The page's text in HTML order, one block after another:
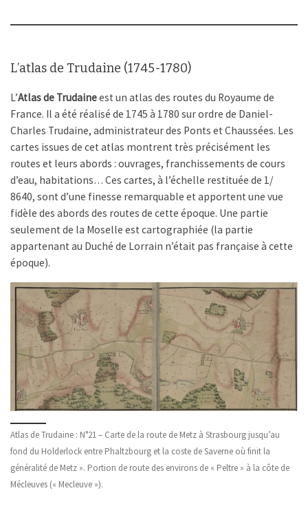
L’atlas de Trudaine (1745-1780)
L’Atlas de Trudaineest un atlas des routes du Royaume de
France. Il a été réalisé de 1745 à 1780 sur ordre de Daniel-
Charles Trudaine, administrateur des Ponts et Chaussées. Les
cartes issues de cet atlas montrent très précisément les
routes et leurs abords : ouvrages, franchissements de cours
d’eau, habitations… Ces cartes, à l’échelle restituée de 1/
8640, sont d’une finesse remarquable et apportent une vue
fidèle des abords des routes de cette époque. Une partie
seulement de la Moselle est cartographiée (la partie
appartenant au Duché de Lorrain n’était pas française à cette
époque).
Atlas de Trudaine : N°21 – Carte de la route de Metz à Strasbourg jusqu’au
fond du Holderlock entre Phaltzbourg et la coste de Saverne où finit la
généralité de Metz ». Portion de route des environs de « Peltre » à la côte de
Mécleuves (« Mecleuve »).